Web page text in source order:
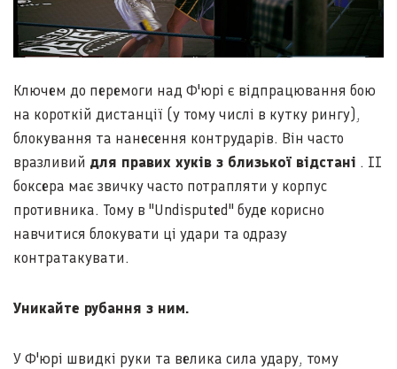
Ключем до перемоги над Ф'юрі є відпрацювання бою
на короткій дистанції (у тому числі в кутку рингу),
блокування та нанесення контрударів. Він часто
вразливий для правих хуків з близької відстані . ІІ
боксера має звичку часто потрапляти у корпус
противника. Тому в "Undisputed" буде корисно
навчитися блокувати ці удари та одразу
контратакувати.
Уникайте рубання з ним.
У Ф'юрі швидкі руки та велика сила удару, тому